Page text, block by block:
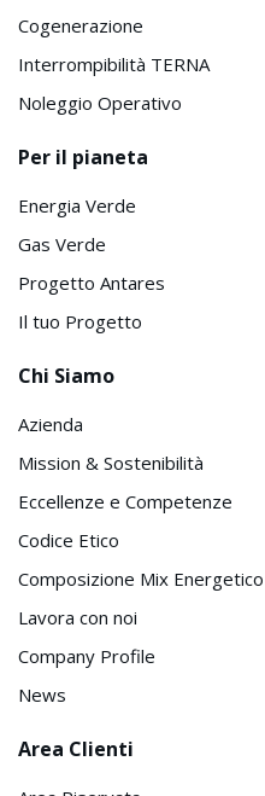
Cogenerazione
Interrompibilità TERNA
Noleggio Operativo
Per il pianeta
Energia Verde
Gas Verde
Progetto Antares
Il tuo Progetto
Chi Siamo
Azienda
Mission & Sostenibilità
Eccellenze e Competenze
Codice Etico
Composizione Mix Energetico
Lavora con noi
Company Profile
News
Area Clienti